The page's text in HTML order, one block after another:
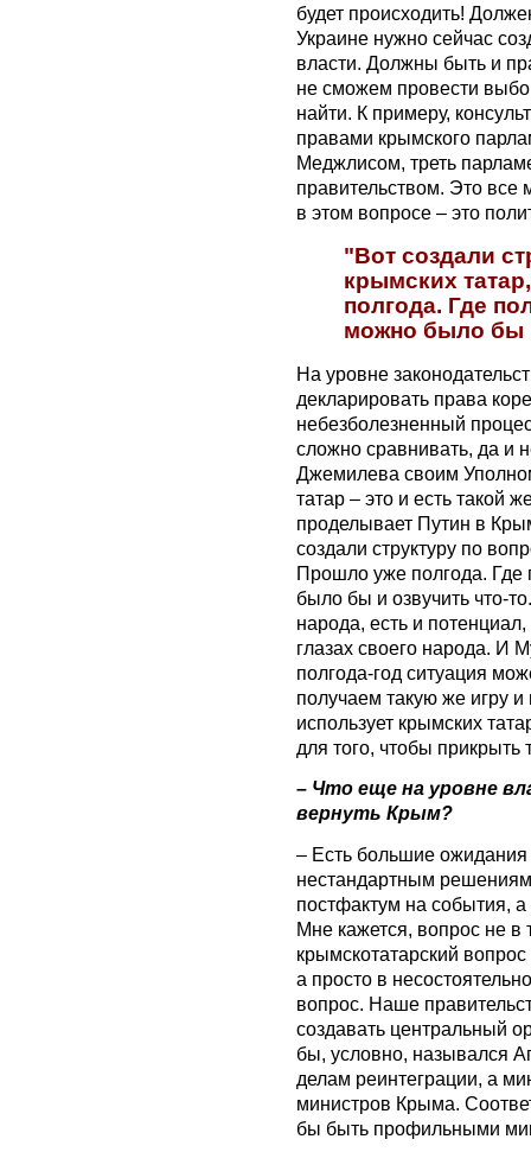
будет происходить!
Украине нужно сейчас
власти. Должны быть и
не сможем провести
найти. К примеру,
правами крымского
Меджлисом, треть
правительством. Это все
в этом вопросе – это
"Вот создали
крымских
полгода. Где
можно было бы
На уровне
декларировать права
небезболезненный
сложно сравнивать, да и
Джемилева своим
татар – это и есть такой
проделывает Путин в
создали структуру по
Прошло уже полгода.
было бы и озвучить что-
народа, есть и
глазах своего народа. И
полгода-год ситуация
получаем такую же игру
использует крымских
для того, чтобы прикрыть
– Что еще на уровне
вернуть Крым?
– Есть большие
нестандартным
постфактум на события,
Мне кажется, вопрос не в
крымскотатарский
а просто в
вопрос. Наше
создавать центральный
бы, условно, назывался
делам реинтеграции, а
министров Крыма.
бы быть профильными